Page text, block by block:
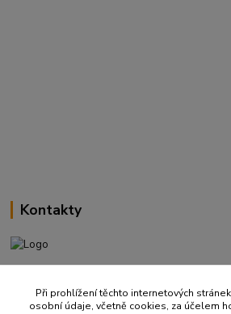
Kontakty
(Po-Pá, 9-18 hod.)
Při prohlížení těchto internetových
osobní údaje, včetně cookies, za účelem